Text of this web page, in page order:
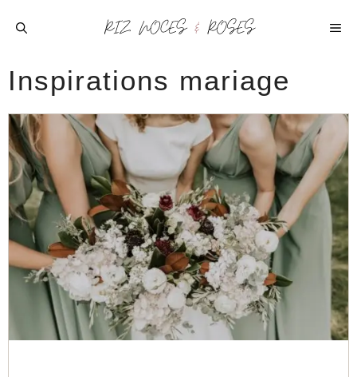
Inspirations mariage